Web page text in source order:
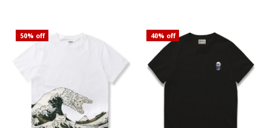
50% off 40% off